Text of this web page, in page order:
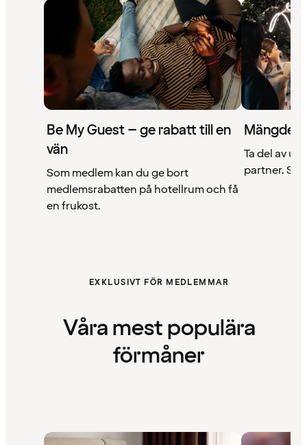
Be My Guest – ge rabatt till en
vän
Som medlem kan du ge bort
medlemsrabatten på hotellrum och få
en frukost.
Mängder
Ta del av
partner. Se
EXKLUSIVT FÖR MEDLEMMAR
Våra mest populära
förmåner